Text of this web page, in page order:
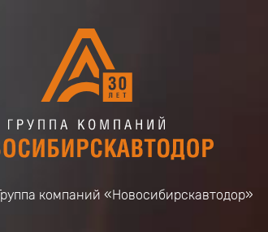
компаний «Новосибирскавтодор»